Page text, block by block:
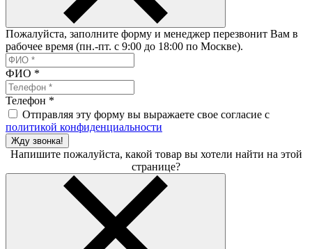
Пожалуйста, заполните форму и менеджер перезвонит Вам в
рабочее время (пн.-пт. с 9:00 до 18:00 по Москве).
ФИО *
Телефон *
Отправляя эту форму вы выражаете свое согласие с
политикой конфиденциальности
Жду звонка!
Напишите пожалуйста, какой товар вы хотели найти на этой
странице?